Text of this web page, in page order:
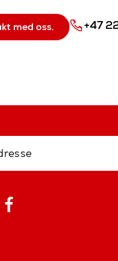
med oss. +47